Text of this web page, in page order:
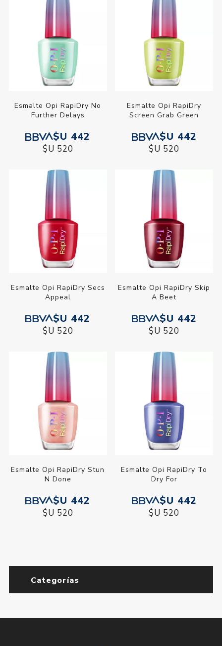
Esmalte Opi RapiDry No
Further Delays
$U 442
$U 520
Esmalte Opi RapiDry
Screen Grab Green
$U 442
$U 520
Esmalte Opi RapiDry Secs
Appeal
$U 442
$U 520
Esmalte Opi RapiDry Skip
A Beet
$U 442
$U 520
Esmalte Opi RapiDry Stun
N Done
$U 442
$U 520
Esmalte Opi RapiDry To
Dry For
$U 442
$U 520
Categorías